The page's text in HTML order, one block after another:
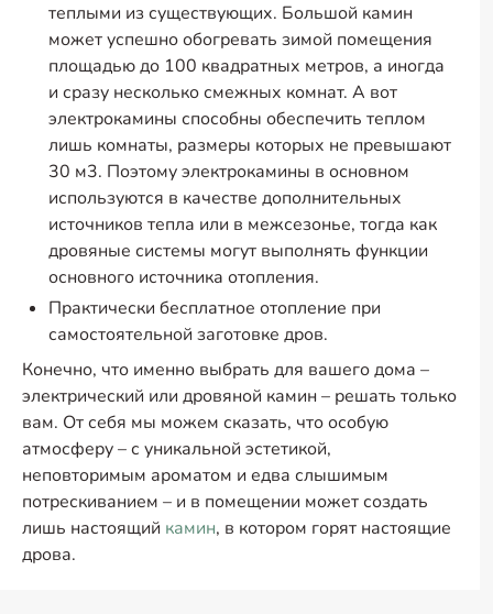
теплыми из существующих. Большой камин
может успешно обогревать зимой помещения
площадью до 100 квадратных метров, а иногда
и сразу несколько смежных комнат. А вот
электрокамины способны обеспечить теплом
лишь комнаты, размеры которых не превышают
30 м3. Поэтому электрокамины в основном
используются в качестве дополнительных
источников тепла или в межсезонье, тогда как
дровяные системы могут выполнять функции
основного источника отопления.
Практически бесплатное отопление при
самостоятельной заготовке дров.
Конечно, что именно выбрать для вашего дома –
электрический или дровяной камин – решать только
вам. От себя мы можем сказать, что особую
атмосферу – с уникальной эстетикой,
неповторимым ароматом и едва слышимым
потрескиванием – и в помещении может создать
лишь настоящий камин, в котором горят настоящие
дрова.